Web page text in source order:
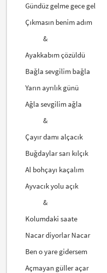
Gündüz gelme gece
Çıkmasın benim
&
Ayakkabım çözüldü
Bağla sevgilim
Yarın ayrılık günü
Ağla sevgilim ağla
&
Çayır damı alçacık
Buğdaylar sarı
Al bohçayı kaçalım
Ayvacık yolu açık
&
Kolumdaki saate
Nacar diyorlar Nacar
Ben o yare gidersem
Açmayan güller açar